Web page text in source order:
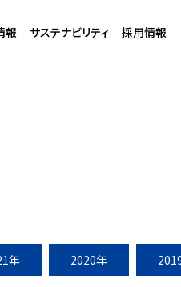
報 サステナビリティ 採用情報
年 2020年